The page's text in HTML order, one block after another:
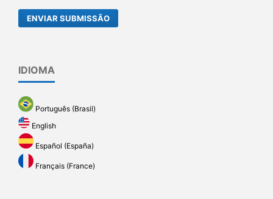
ENVIAR SUBMISSÃO
IDIOMA
Português (Brasil)
English
Español (España)
Français (France)